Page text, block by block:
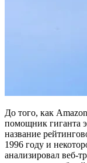
До того, как
помощник гиганта
название
1996 году и
анализировал веб-